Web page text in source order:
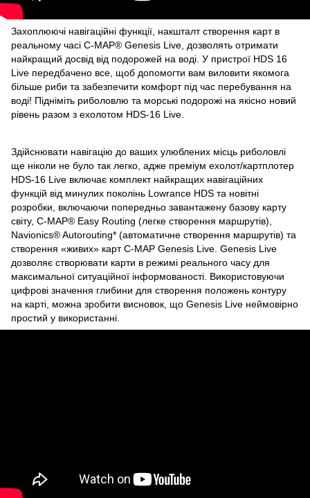
Захоплюючі навігаційні функції, накшталт створення карт в
реальному часі C-MAP® Genesis Live, дозволять отримати
найкращий досвід від подорожей на воді. У пристрої HDS 16
Live передбачено все, щоб допомогти вам виловити якомога
більше риби та забезпечити комфорт під час перебування на
воді! Підніміть риболовлю та морські подорожі на якісно новий
рівень разом з ехолотом HDS-16 Live.
Здійснювати навігацію до ваших улюблених місць риболовлі
ще ніколи не було так легко, адже преміум ехолот/картплотер
HDS-16 Live включає комплект найкращих навігаційних
функцій від минулих поколінь Lowrance HDS та новітні
розробки, включаючи попередньо завантажену базову карту
світу, C-MAP® Easy Routing (легке створення маршрутів),
Navionics® Autorouting* (автоматичне створення маршрутів) та
створення «живих» карт C-MAP Genesis Live. Genesis Live
дозволяє створювати карти в режимі реального часу для
максимальної ситуаційної інформованості. Використовуючи
цифрові значення глибини для створення положень контуру
на карті, можна зробити висновок, що Genesis Live неймовірно
простий у використанні.